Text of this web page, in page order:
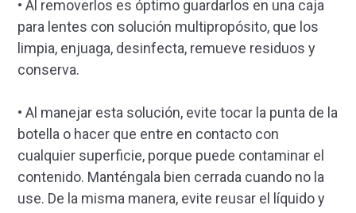
• Al removerlos es óptimo guardarlos en una caja
para lentes con solución multipropósito, que los
limpia, enjuaga, desinfecta, remueve residuos y
conserva.
• Al manejar esta solución, evite tocar la punta de la
botella o hacer que entre en contacto con
cualquier superficie, porque puede contaminar el
contenido. Manténgala bien cerrada cuando no la
use. De la misma manera, evite reusar el líquido y